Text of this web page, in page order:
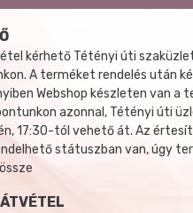
kérhető Tétényi úti
A terméket rendelés után
Webshop készleten van a
azonnal, Tétényi úti
17:30-tól vehető át. Az
státuszban van, úgy